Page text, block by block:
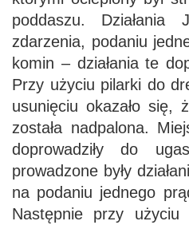
poddaszu. Działania
zdarzenia, podaniu
komin – działania te
Przy użyciu pilarki do
usunięciu okazało się,
została nadpalona.
doprowadziły do
prowadzone były
na podaniu jednego
Następnie przy